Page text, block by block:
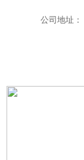
公司地址：